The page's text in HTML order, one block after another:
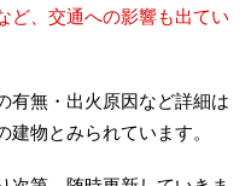
ど、交通への影響も出てい
有無・出火原因など詳細は
物とみられています。